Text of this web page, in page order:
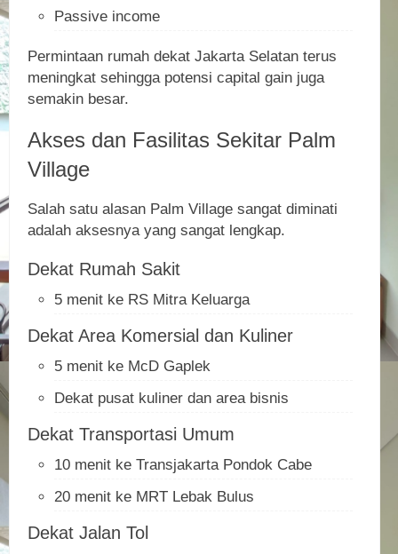
Passive income
Permintaan rumah dekat Jakarta Selatan terus
meningkat sehingga potensi capital gain juga
semakin besar.
Akses dan Fasilitas Sekitar Palm
Village
Salah satu alasan Palm Village sangat diminati
adalah aksesnya yang sangat lengkap.
Dekat Rumah Sakit
5 menit ke RS Mitra Keluarga
Dekat Area Komersial dan Kuliner
5 menit ke McD Gaplek
Dekat pusat kuliner dan area bisnis
Dekat Transportasi Umum
10 menit ke Transjakarta Pondok Cabe
20 menit ke MRT Lebak Bulus
Dekat Jalan Tol